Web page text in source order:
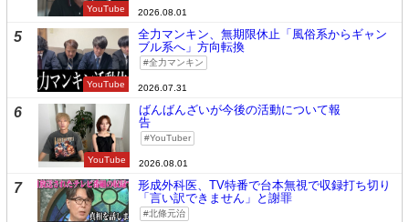
YouTube 2026.08.01
5
YouTube
全力マンキン、無期限休止「風俗系からギャン
ブル系へ」方向転換
全力マンキン
2026.07.31
6
YouTube
ばんばんざいが今後の活動について報
告
YouTuber
2026.08.01
7
形成外科医、TV特番で台本無視で収録打ち切り
「言い訳できません」と謝罪
北條元治